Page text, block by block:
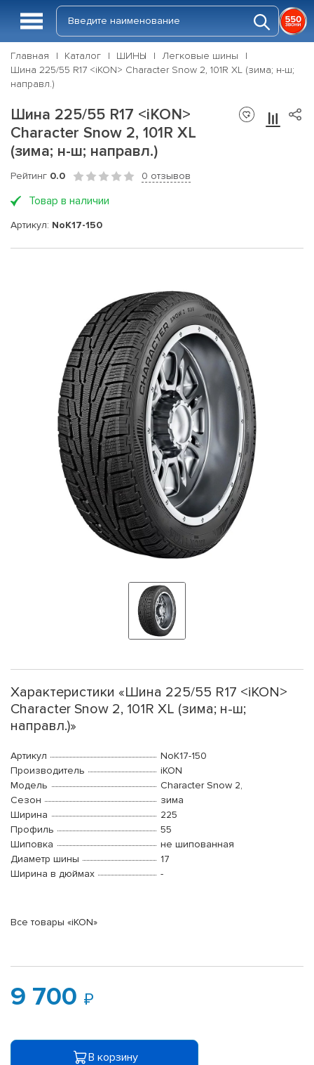
Главная Каталог ШИНЫ
Легковые шины
Шина 225/55 R17 <iKON> Character Snow 2, 101R XL (зима; н-ш;
направл.)
Шина 225/55 R17 <iKON>
Character Snow 2, 101R XL
(зима; н-ш; направл.)
Рейтинг 0.0 0 отзывов
Товар в наличии
Артикул: NoK17-150
Характеристики «Шина 225/55 R17 <iKON>
Character Snow 2, 101R XL (зима; н-ш;
направл.)»
Артикул
NoK17-150
Производитель
iKON
Модель
Character Snow 2,
Сезон
зима
Ширина
225
Профиль
55
Шиповка
не шипованная
Диаметр шины
17
Ширина в дюймах
-
Все товары «iKON»
9 700
В корзину